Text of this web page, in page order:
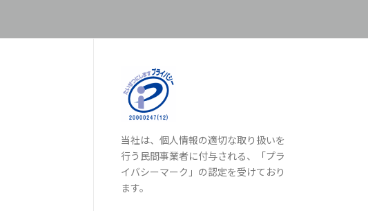
当社は、個人情報の適切な取り扱いを
行う民間事業者に付与される、「プラ
イバシーマーク」の認定を受けており
ます。